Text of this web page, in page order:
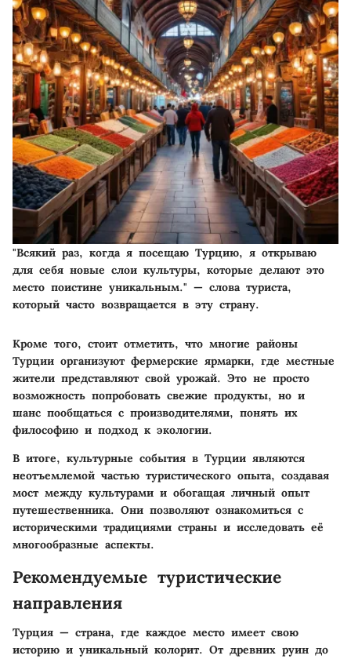
"Всякий раз, когда я посещаю Турцию, я открываю
для себя новые слои культуры, которые делают это
место поистине уникальным." — слова туриста,
который часто возвращается в эту страну.
Кроме того, стоит отметить, что многие районы
Турции организуют фермерские ярмарки, где местные
жители представляют свой урожай. Это не просто
возможность попробовать свежие продукты, но и
шанс пообщаться с производителями, понять их
философию и подход к экологии.
В итоге, культурные события в Турции являются
неотъемлемой частью туристического опыта, создавая
мост между культурами и обогащая личный опыт
путешественника. Они позволяют ознакомиться с
историческими традициями страны и исследовать её
многообразные аспекты.
Рекомендуемые туристические
направления
Турция — страна, где каждое место имеет свою
историю и уникальный колорит. От древних руин до